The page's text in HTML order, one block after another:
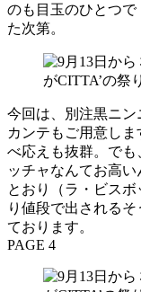
のも目玉のひとつ
た次第。
今回は、別注黒ニ
カンテもご用意し
べ応えも抜群。で
ッチャなんてお高
とおり（ラ・ビス
り値段で出される
ております。
PAGE 4